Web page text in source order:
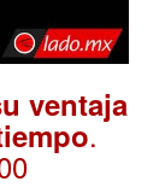
ventaja
.